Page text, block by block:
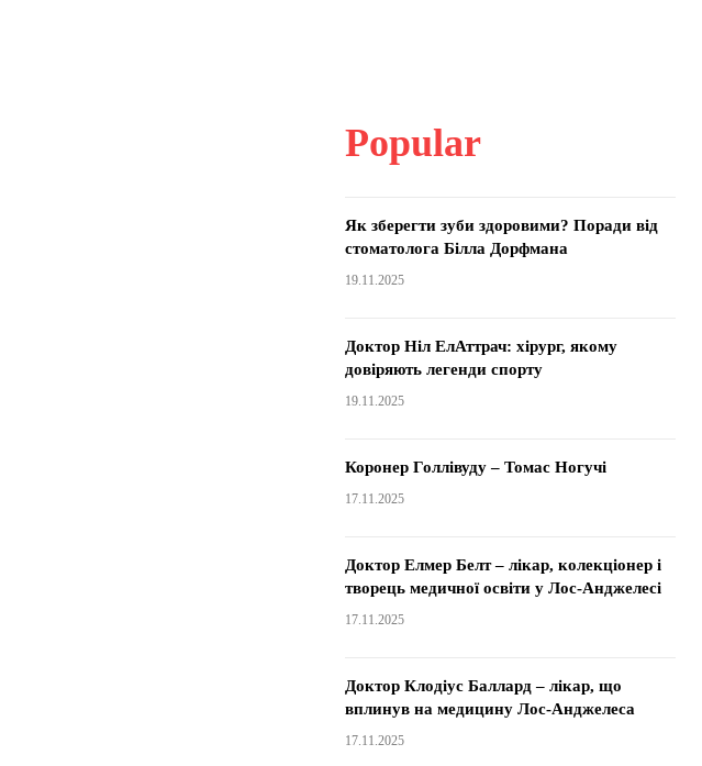
Popular
Як зберегти зуби здоровими? Поради від
стоматолога Білла Дорфмана
19.11.2025
Доктор Ніл ЕлАттрач: хірург, якому
довіряють легенди спорту
19.11.2025
Коронер Голлівуду – Томас Ногучі
17.11.2025
Доктор Елмер Белт – лікар, колекціонер і
творець медичної освіти у Лос-Анджелесі
17.11.2025
Доктор Клодіус Баллард – лікар, що
вплинув на медицину Лос-Анджелеса
17.11.2025